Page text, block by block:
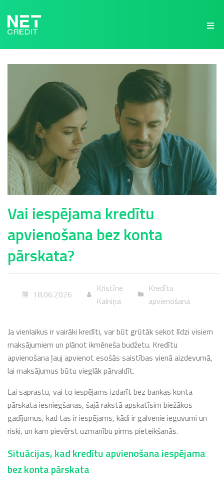
NetCredit.lv
Vai iespējama kredītu
apvienošana bez konta
pārskata?
18.06.2026
Kristīne
Kalniņa
Kredītu
apvienošana
Ja vienlaikus ir vairāki kredīti, var būt grūtāk sekot līdzi visiem
maksājumiem un plānot ikmēneša budžetu. Kredītu
apvienošana ļauj apvienot esošās saistības vienā aizdevumā,
lai maksājumus būtu vieglāk pārvaldīt.
Lai saprastu, vai to iespējams izdarīt bez bankas konta
pārskata iesniegšanas, šajā rakstā apskatīsim biežākos
gadījumus, kad tas ir iespējams, kādi ir galvenie ieguvumi un
riski, un kam pievērst uzmanību pirms pieteikšanās.
Situācijas, kad kredītu apvienošana iespējama
bez konta pārskata